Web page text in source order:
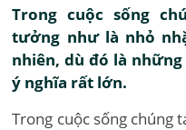
Trong cuộc sống
tưởng như là nhỏ
nhiên, dù đó là
ý nghĩa rất lớn.
Trong cuộc sống chúng